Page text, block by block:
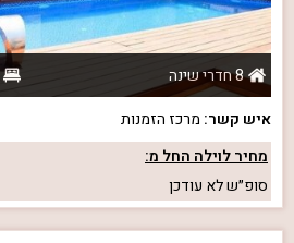
8 חדרי שינה
איש קשר: מרכז הזמנות
מחיר לוילה החל מ:
סופ״שלא עודכן